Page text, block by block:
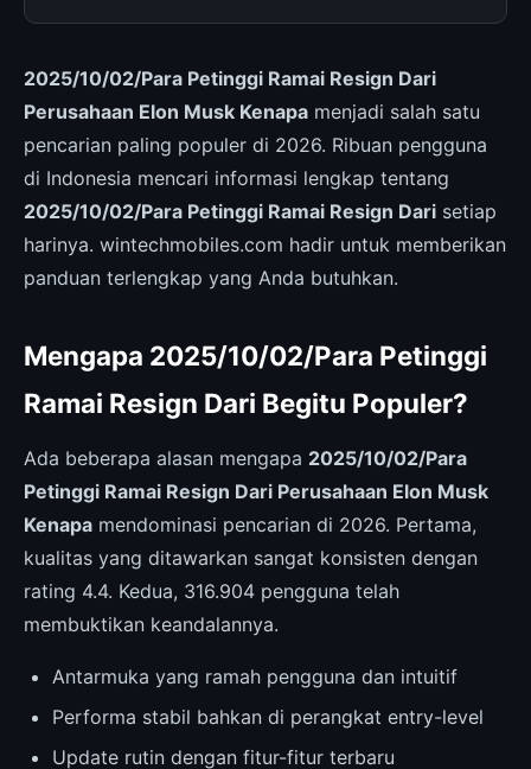
2025/10/02/Para Petinggi Ramai Resign Dari
Perusahaan Elon Musk Kenapa menjadi salah satu
pencarian paling populer di 2026. Ribuan pengguna
di Indonesia mencari informasi lengkap tentang
2025/10/02/Para Petinggi Ramai Resign Dari setiap
harinya. wintechmobiles.com hadir untuk memberikan
panduan terlengkap yang Anda butuhkan.
Mengapa 2025/10/02/Para Petinggi
Ramai Resign Dari Begitu Populer?
Ada beberapa alasan mengapa 2025/10/02/Para
Petinggi Ramai Resign Dari Perusahaan Elon Musk
Kenapa mendominasi pencarian di 2026. Pertama,
kualitas yang ditawarkan sangat konsisten dengan
rating 4.4. Kedua, 316.904 pengguna telah
membuktikan keandalannya.
Antarmuka yang ramah pengguna dan intuitif
Performa stabil bahkan di perangkat entry-level
Update rutin dengan fitur-fitur terbaru